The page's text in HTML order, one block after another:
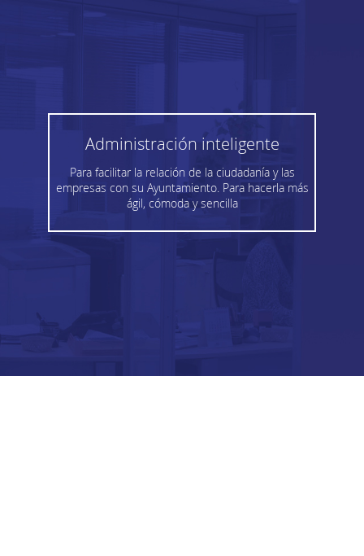
Administración inteligente
Para facilitar la relación de la ciudadanía y las
empresas con su Ayuntamiento. Para hacerla más
ágil, cómoda y sencilla